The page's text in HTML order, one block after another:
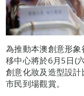
為推動本澳創意形
移中心將於6月5日(
創意化妝及造型設
市民到場觀賞。